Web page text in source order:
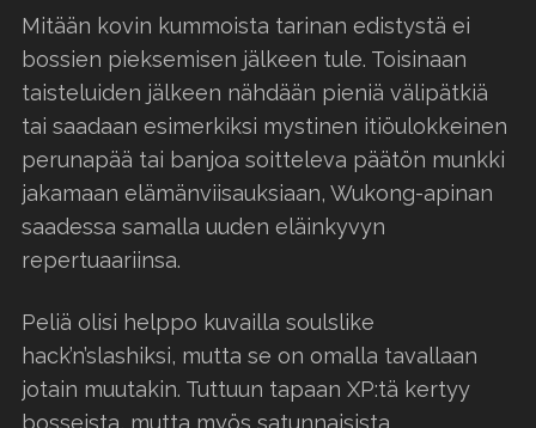
Mitään kovin kummoista tarinan edistystä ei
bossien pieksemisen jälkeen tule. Toisinaan
taisteluiden jälkeen nähdään pieniä välipätkiä
tai saadaan esimerkiksi mystinen itiöulokkeinen
perunapää tai banjoa soitteleva päätön munkki
jakamaan elämänviisauksiaan, Wukong-apinan
saadessa samalla uuden eläinkyvyn
repertuaariinsa.
Peliä olisi helppo kuvailla soulslike
hack’n’slashiksi, mutta se on omalla tavallaan
jotain muutakin. Tuttuun tapaan XP:tä kertyy
bosseista, mutta myös satunnaisista